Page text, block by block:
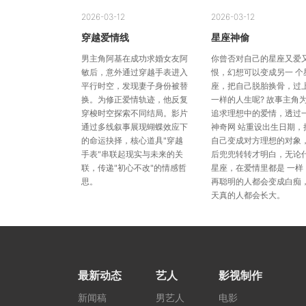
2026-03-12
穿越爱情线
男主角阿基在成功求婚女友阿
敏后，意外通过穿越手表进入
平行时空，发现妻子身份被替
换。为修正爱情轨迹，他反复
穿梭时空探索不同结局。影片
通过多线叙事展现蝴蝶效应下
的命运抉择，核心道具"穿越
手表"串联起现实与未来的关
联，传递"初心不改"的情感哲
思。
2026-03-12
星座神偷
你曾否对自己的星座又爱
恨，幻想可以变成另一 个
座，把自己脱胎换骨，过
一样的人生呢? 故事主角
追求理想中的爱情，透过
神奇网 站重设出生日期，
自己变成对方理想的对象
后兜兜转转才明白，无论
星座，在爱情里都是 一样
再聪明的人都会变成白痴
天真的人都会长大。
最新动态
新闻稿
艺人
男艺人
影视制作
电影